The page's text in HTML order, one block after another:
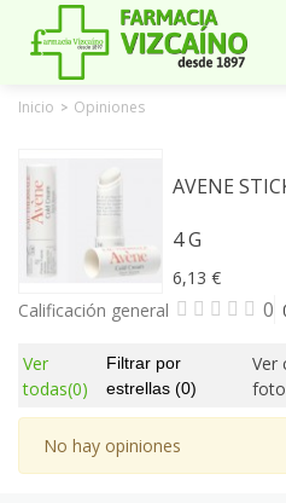
Inicio > Opiniones
AVENE
4 G
6,13 €
Calificación general
0
Ver
todas(0)
Filtrar por
estrellas(0)
Ver
No hay opiniones